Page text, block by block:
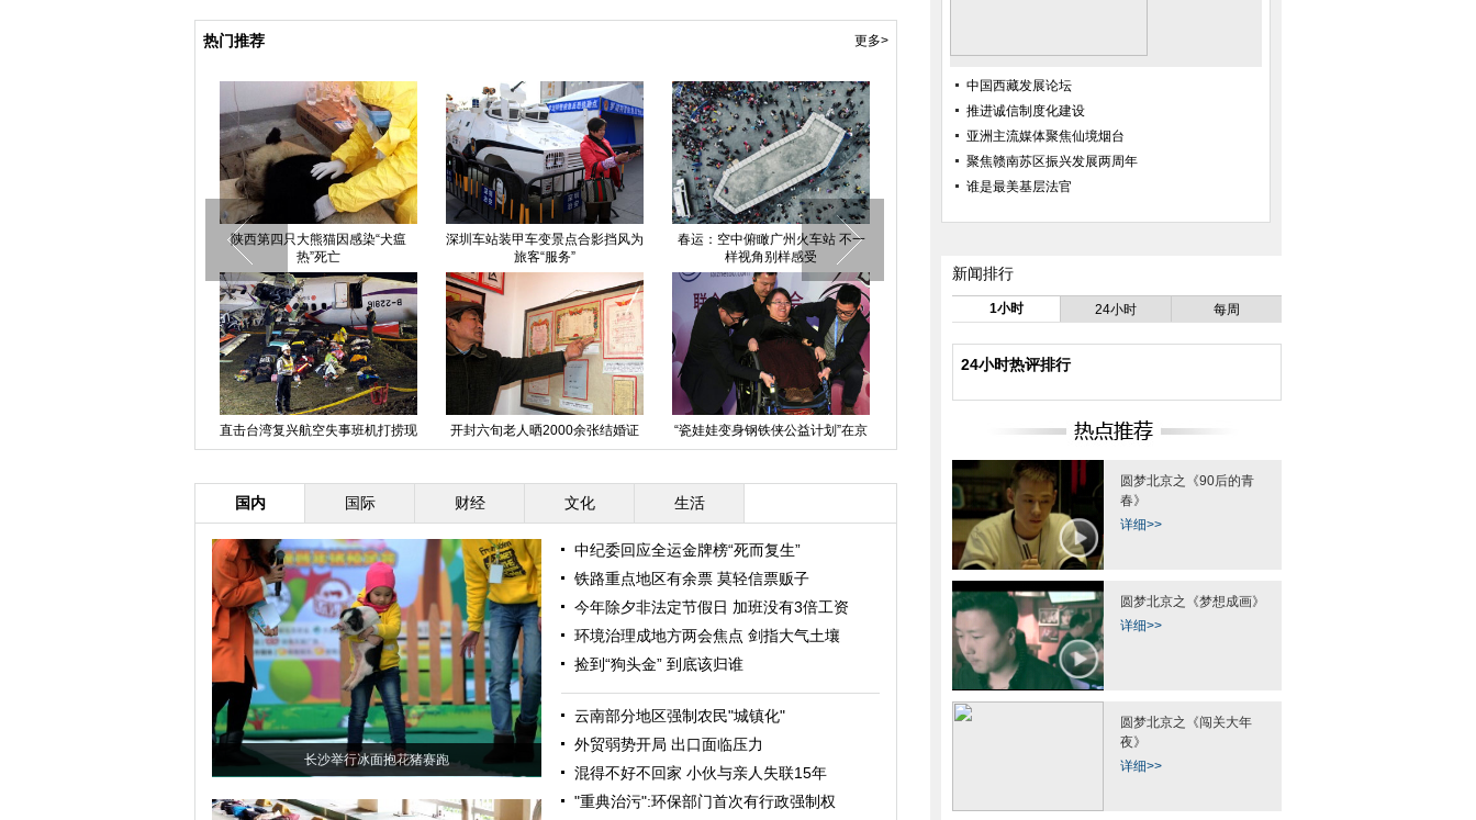
热门推荐 更多>
四川凉山慰问团携66头肥猪慰问
四川“熊猫爱情走廊”守护人 大雪中
陕西第四只大熊猫因感染“犬瘟
热”死亡
深圳车站装甲车变景点合影挡风为
旅客“服务”
春运：空中俯瞰广州火车站 不一
样视角别样感受
直击台湾复兴航空失事班机打捞现
场
开封六旬老人晒2000余张结婚证
盼众人珍视婚姻
“瓷娃娃变身钢铁侠公益计划”在京
启动
国内 国际 财经 文化 生活
长沙举行冰面抱花猪赛跑
中纪委回应全运金牌榜“死而复生”
铁路重点地区有余票 莫轻信票贩子
今年除夕非法定节假日 加班没有3倍工资
环境治理成地方两会焦点 剑指大气土壤
捡到“狗头金” 到底该归谁
云南部分地区强制农民"城镇化"
外贸弱势开局 出口面临压力
混得不好不回家 小伙与亲人失联15年
"重典治污":环保部门首次有行政强制权
中国西藏发展论坛
推进诚信制度化建设
亚洲主流媒体聚焦仙境烟台
聚焦赣南苏区振兴发展两周年
谁是最美基层法官
新闻排行
1小时 24小时 每周
24小时热评排行
圆梦北京之《90后的青
春》
详细>>
圆梦北京之《梦想成画》
详细>>
圆梦北京之《闯关大年
夜》
详细>>